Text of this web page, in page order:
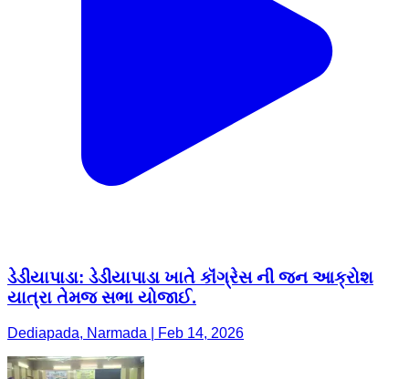
ડેડીયાપાડા: ડેડીયાપાડા ખાતે કૉંગ્રેસ ની જન આક્રોશ
યાત્રા તેમજ સભા યોજાઈ.
Dediapada, Narmada | Feb 14, 2026